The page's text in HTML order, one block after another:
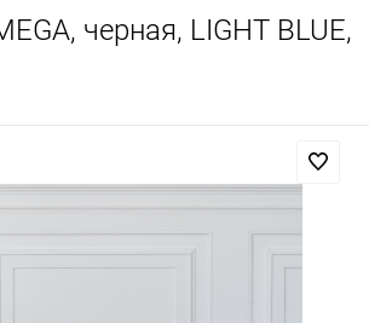
черная, LIGHT BLUE,